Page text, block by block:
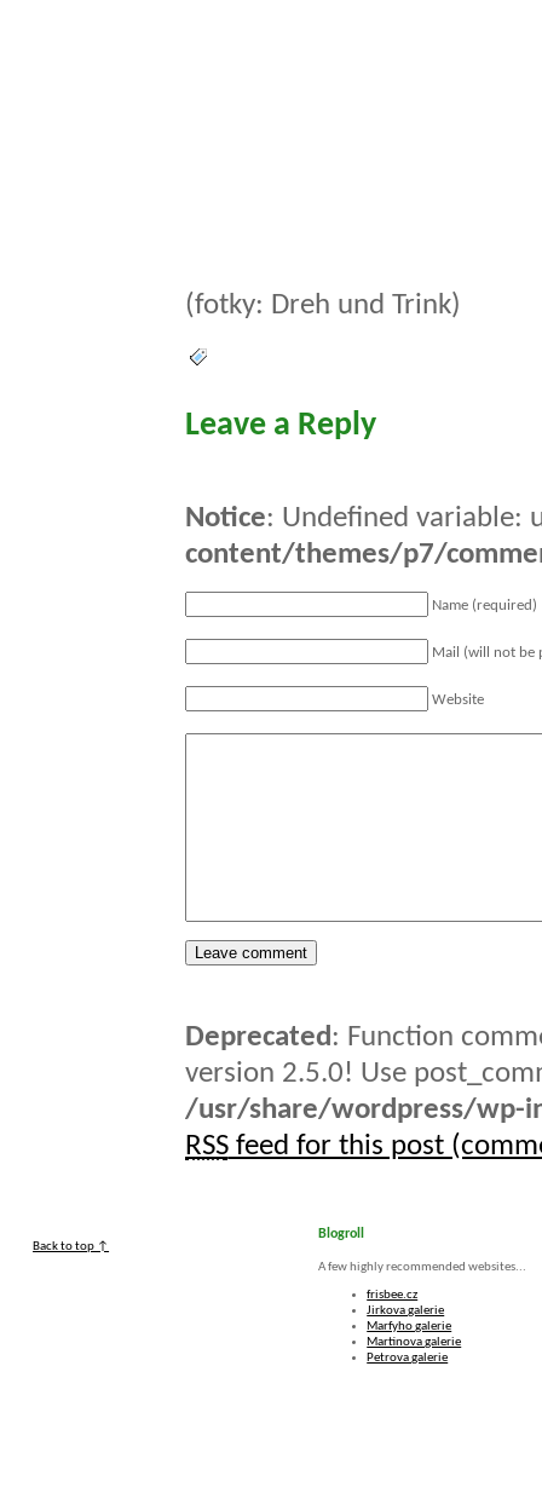
(fotky: Dreh und Trink)
Leave a Reply
Notice: Undefined variable:
content/themes/p7/
Name (required)
Mail (will not be
Website
Deprecated: Function
version 2.5.0! Use
/usr/share/wordpress/wp-
RSSfeed for this post
Back to top ↑
Blogroll
A few highly recommended websites...
frisbee.cz
Jirkova galerie
Marfyho galerie
Martinova galerie
Petrova galerie